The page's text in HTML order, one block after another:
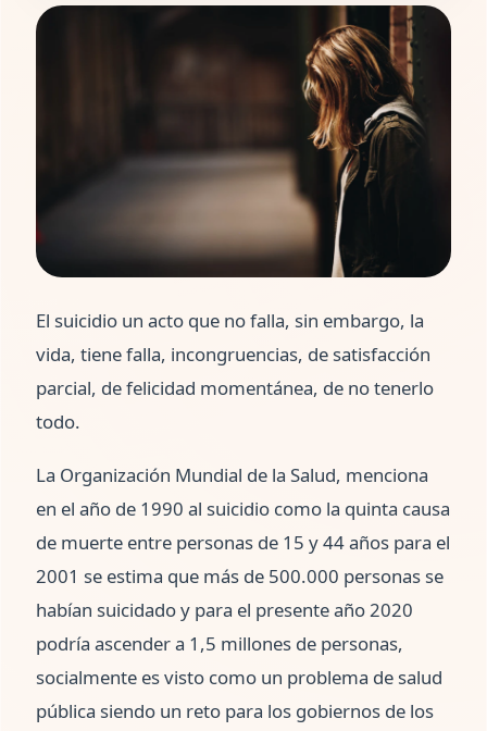
El suicidio un acto que no falla, sin embargo, la
vida, tiene falla, incongruencias, de satisfacción
parcial, de felicidad momentánea, de no tenerlo
todo.
La Organización Mundial de la Salud, menciona
en el año de 1990 al suicidio como la quinta causa
de muerte entre personas de 15 y 44 años para el
2001 se estima que más de 500.000 personas se
habían suicidado y para el presente año 2020
podría ascender a 1,5 millones de personas,
socialmente es visto como un problema de salud
pública siendo un reto para los gobiernos de los